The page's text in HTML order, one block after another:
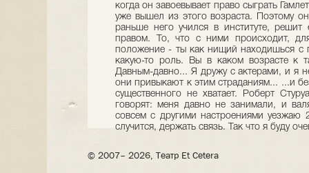
когда он завоевывает право сыграть
уже вышел из этого возраста. Поэтому
раньше него учился в институте, решит
правом. То, что с ними происходит,
положение - ты как нищий находишься с
какую-то роль. Вы в каком возрасте к
Давным-давно... Я дружу с актерами, и я
они привыкают к этим страданиям... ...и
существенного не хватает. Роберт
говорят: меня давно не занимали, и
совсем с другими настроениями уезжаю
случится, держать связь. Так что я буду
© 2007– 2026, Театр Et Cetera